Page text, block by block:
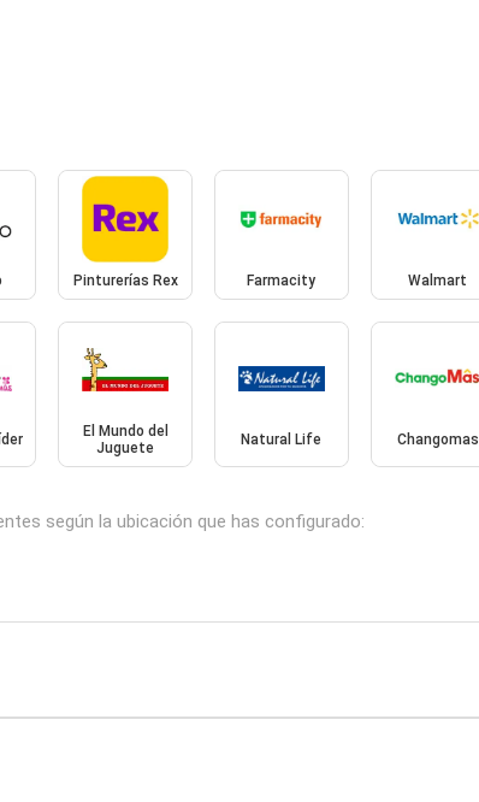
Pinturerías Rex Farmacity Walmart
El Mundo del
Juguete
Natural Life Changomas
según la ubicación que has configurado: